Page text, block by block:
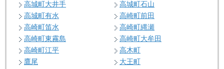
高城町大井手
高城町石山
高城町有水
高崎町前田
高崎町笛水
高崎町縄瀬
高崎町東霧島
高崎町大牟田
高崎町江平
高木町
鷹尾
大王町